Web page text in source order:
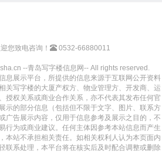
您致电咨询！ 0532-66880011
--青岛写字楼信息网-- All rights reserved.
息展示平台，所提供的信息来源于互联网公开资料
关写字楼的大厦产权方、物业管理方、开发商、运
授权关系或商业合作关系，亦不代表其发布任何官
示的部分信息（包括但不限于文字、图片、联系方
广告展示内容，仅用于信息参考及展示之目的，不
行为或商业建议。任何主体因参考本站信息而产生
本站不承担相关责任。如相关权利人认为本页面内
联系处理，本平台将在核实后及时配合调整或删除